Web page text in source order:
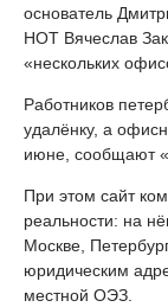
основатель
НОТ Вячеслав
«нескольких
Работников
удалёнку, а
июне, сообщают «
При этом сайт
реальности: на
Москве,
юридическим
местной ОЭЗ.